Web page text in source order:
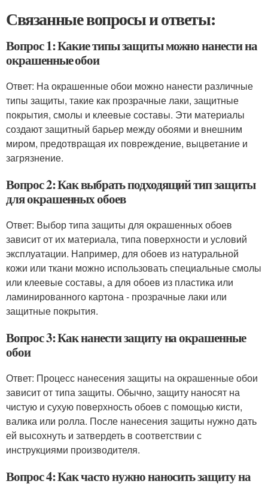
Связанные вопросы и ответы:
Вопрос 1: Какие типы защиты можно нанести на
окрашенные обои
Ответ: На окрашенные обои можно нанести различные
типы защиты, такие как прозрачные лаки, защитные
покрытия, смолы и клеевые составы. Эти материалы
создают защитный барьер между обоями и внешним
миром, предотвращая их повреждение, выцветание и
загрязнение.
Вопрос 2: Как выбрать подходящий тип защиты
для окрашенных обоев
Ответ: Выбор типа защиты для окрашенных обоев
зависит от их материала, типа поверхности и условий
эксплуатации. Например, для обоев из натуральной
кожи или ткани можно использовать специальные смолы
или клеевые составы, а для обоев из пластика или
ламинированного картона - прозрачные лаки или
защитные покрытия.
Вопрос 3: Как нанести защиту на окрашенные
обои
Ответ: Процесс нанесения защиты на окрашенные обои
зависит от типа защиты. Обычно, защиту наносят на
чистую и сухую поверхность обоев с помощью кисти,
валика или ролла. После нанесения защиты нужно дать
ей высохнуть и затвердеть в соответствии с
инструкциями производителя.
Вопрос 4: Как часто нужно наносить защиту на